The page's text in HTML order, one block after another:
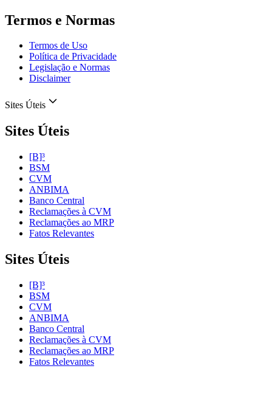
Termos e Normas
Termos de Uso
Política de Privacidade
Legislação e Normas
Disclaimer
Sites Úteis
Sites Úteis
[B]³
BSM
CVM
ANBIMA
Banco Central
Reclamações à CVM
Reclamações ao MRP
Fatos Relevantes
Sites Úteis
[B]³
BSM
CVM
ANBIMA
Banco Central
Reclamações à CVM
Reclamações ao MRP
Fatos Relevantes